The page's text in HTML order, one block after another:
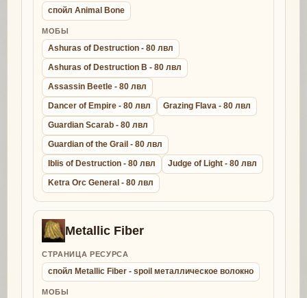
спойл Animal Bone
МОБЫ
Ashuras of Destruction - 80 лвл
Ashuras of Destruction B - 80 лвл
Assassin Beetle - 80 лвл
Dancer of Empire - 80 лвл
Grazing Flava - 80 лвл
Guardian Scarab - 80 лвл
Guardian of the Grail - 80 лвл
Iblis of Destruction - 80 лвл
Judge of Light - 80 лвл
Ketra Orc General - 80 лвл
Metallic Fiber
СТРАНИЦА РЕСУРСА
спойл Metallic Fiber - spoil металлическое волокно
МОБЫ